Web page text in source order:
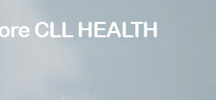
CLL HEALTH